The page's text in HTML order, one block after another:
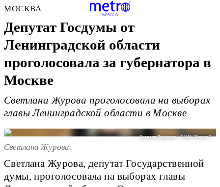
МОСКВА
Депутат Госдумы от
Ленинградской области
проголосовала за губернатора в
Москве
Светлана Журова проголосовала на выборах
главы Ленинградской области в Москве
Владимир Федоренко. / © РИА "Новости".
Светлана Журова.
Светлана Журова, депутат Государственной
думы, проголосовала на выборах главы